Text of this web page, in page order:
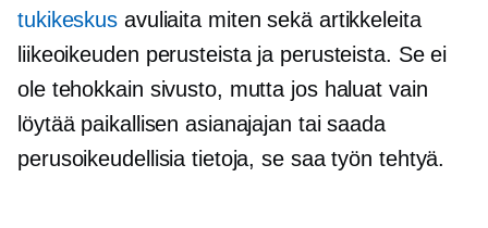
tukikeskus avuliaita miten sekä artikkeleita
liikeoikeuden perusteista ja perusteista. Se ei
ole tehokkain sivusto, mutta jos haluat vain
löytää paikallisen asianajajan tai saada
perusoikeudellisia tietoja, se saa työn tehtyä.